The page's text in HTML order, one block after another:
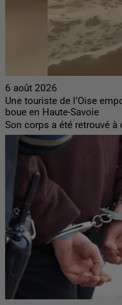
6 août 2026
Une touriste de l’Oise
boue en Haute-Savoie
Son corps a été retrouvé